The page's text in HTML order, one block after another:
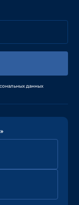
данных